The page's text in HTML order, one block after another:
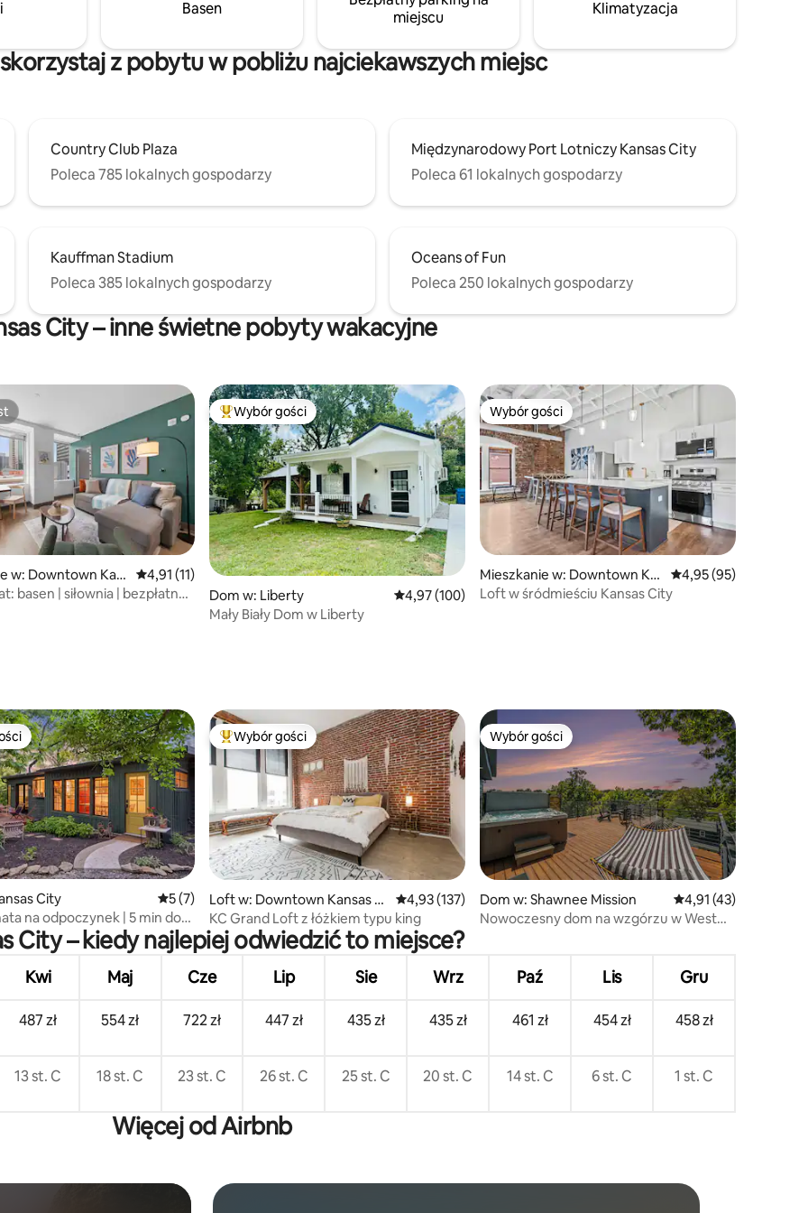
imprez ani wydarzeń, ale
Idealne miejsce na
par, rodzin lub przyjaciół!
baw się.
Basen
miejscu
Klimatyzacja
z pobytu w pobliżu najciekawszych miejsc
Country Club Plaza
Poleca 785 lokalnych gospodarzy
Międzynarodowy Port Lotniczy Kansas City
Poleca 61 lokalnych gospodarzy
Kauffman Stadium
Poleca 385 lokalnych gospodarzy
Oceans of Fun
Poleca 250 lokalnych gospodarzy
City – inne świetne pobyty wakacyjne
liczba recenzji: 81
w: Downtown Kan
Średnia ocena: 4,91 na 5, liczba recenzji: 11
4,91 (11)
basen | siłownia | bezpłatny
Najpopularniejsze z kategorii Wybór gości
Wybór gości
Dom w: Liberty Średnia ocena: 4,97 na 5, liczba recenzji: 100
4,97 (100)
Mały Biały Dom w Liberty
Wybór gości
Wybór gości
Mieszkanie w: Downtown Ka
nsas City
Średnia ocena: 4,95
4,95 (95)
Loft w śródmieściu Kansas City
liczba recenzji: 92
City Średnia ocena: 5 na 5, liczba recenzji: 7
5 (7)
na odpoczynek | 5 min do
City
Najpopularniejsze z kategorii Wybór gości
Wybór gości
Loft w: Downtown Kansas Ci
ty
Średnia ocena: 4,93 na 5, liczba recenzji: 137
4,93 (137)
KC Grand Loft z łóżkiem typu king
Wybór gości
Wybór gości
Dom w: Shawnee Mission Średnia ocena: 4,91
4,91 (43)
Nowoczesny dom na wzgórzu w West
City – kiedy najlepiej odwiedzić to miejsce?
Kwi Maj Cze Lip Sie Wrz Paź Lis Gru
487 zł 554 zł 722 zł 447 zł 435 zł 435 zł 461 zł 454 zł 458 zł
13 st. C 18 st. C 23 st. C 26 st. C 25 st. C 20 st. C 14 st. C 6 st. C 1 st. C
Więcej od Airbnb